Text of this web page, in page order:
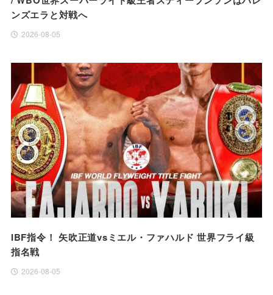
ンズエラと対戦へ
2026-08-05
IBF指令！ 矢吹正道vsミエル・ファハルド 世界フライ級
指名戦
2026-08-05